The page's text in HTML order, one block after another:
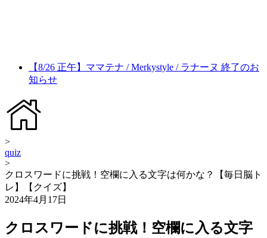
【8/26 正午】ママテナ / Merkystyle / ラナーヌ 終了のお
知らせ
>
quiz
>
クロスワードに挑戦！空欄に入る文字は何かな？【毎日脳ト
レ】【クイズ】
2024年4月17日
クロスワードに挑戦！空欄に入る文字